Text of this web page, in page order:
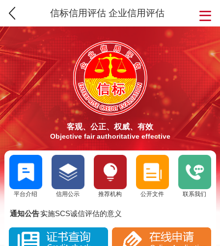
信标信用评估 企业信用评估
客观、公正、权威、有效
Objective fair authoritative effective
平台介绍 信用公示 推荐机构 公开文件 联系我们
通知公告：
SCS信用评估介绍
信标信用评估要求
实施SCS诚信评估的意义
SCS信用评估是否被消费者认可？
信标信用评估要求
SCS信标信用评估流程